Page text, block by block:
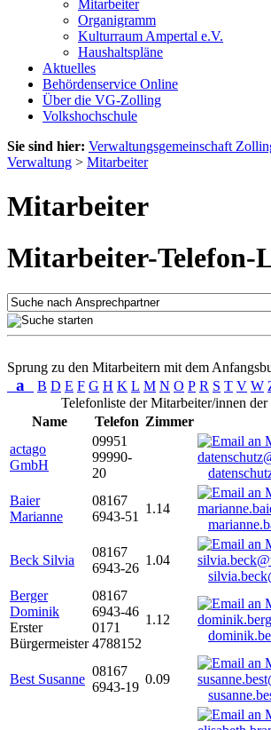
Mitarbeiter
Organigramm
Kulturraum Ampertal e.V.
Haushaltspläne
Aktuelles
Behördenservice Online
Über die VG-Zolling
Volkshochschule
Sie sind hier: Verwaltungsgemeinschaft
Verwaltung > Mitarbeiter
Mitarbeiter
Mitarbeiter-Telefon-
Sprung zu den Mitarbeitern mit dem
a B D E F G H K L M N O P R S T V W
Telefonliste der Mitarbeiter/innen
Name
Telefon Zimmer
actago
GmbH
09951
99990-
20
Baier
Marianne
08167
6943-51
1.14
Beck Silvia
08167
6943-26
1.04
Berger
Dominik
Erster
Bürgermeister
08167
6943-46
0171
4788152
1.12
Best Susanne
08167
6943-19
0.09